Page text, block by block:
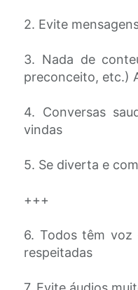
2. Evite
3. Nada de
preconceito, etc.)
4. Conversas
vindas
5. Se diverta e
+++
6. Todos têm voz
respeitadas